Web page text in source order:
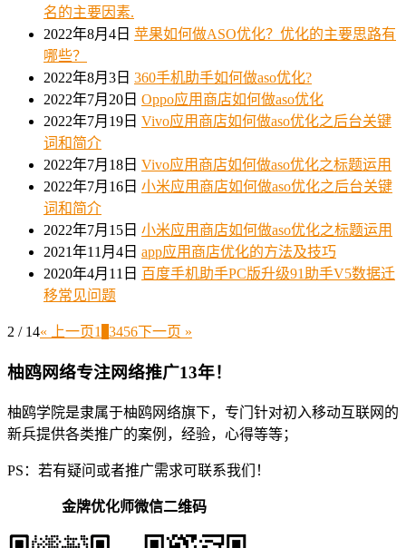
名的主要因素.
2022年8月4日 苹果如何做ASO优化？优化的主要思路有
哪些？
2022年8月3日 360手机助手如何做aso优化?
2022年7月20日 Oppo应用商店如何做aso优化
2022年7月19日 Vivo应用商店如何做aso优化之后台关键
词和简介
2022年7月18日 Vivo应用商店如何做aso优化之标题运用
2022年7月16日 小米应用商店如何做aso优化之后台关键
词和简介
2022年7月15日 小米应用商店如何做aso优化之标题运用
2021年11月4日 app应用商店优化的方法及技巧
2020年4月11日 百度手机助手PC版升级91助手V5数据迁
移常见问题
2 / 14« 上一页1 3456下一页 »
柚鸥网络专注网络推广13年！
柚鸥学院是隶属于柚鸥网络旗下，专门针对初入移动互联网的
新兵提供各类推广的案例，经验，心得等等；
PS：若有疑问或者推广需求可联系我们！
金牌优化师微信二维码